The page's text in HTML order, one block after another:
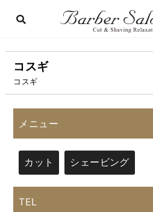
コスギ
コスギ
メニュー
カット シェービング
TEL